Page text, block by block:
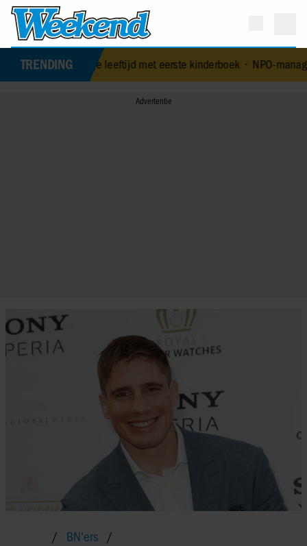
TRENDING
84-jarige leeftijd met eerste kinderboek•NPO-manager Menno
BN'ers